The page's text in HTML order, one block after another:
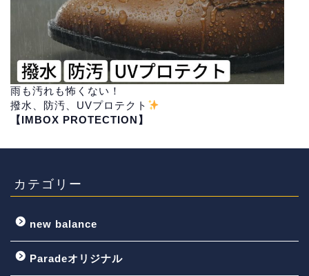
雨も汚れも怖くない！
撥水、防汚、UVプロテクト
【IMBOX PROTECTION】
カテゴリー
new balance
Paradeオリジナル